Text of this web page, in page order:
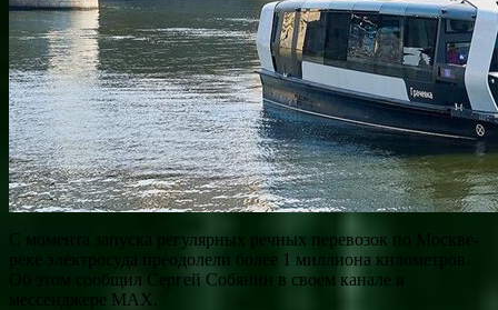
С момента запуска регулярных речных перевозок по Москве-
реке электросуда преодолели более 1 миллиона километров.
Об этом сообщил Сергей Собянин в своем канале в
мессенджере MAX.